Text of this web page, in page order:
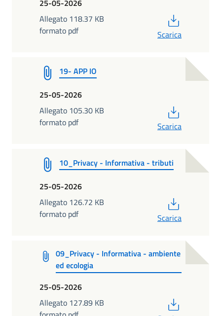
25-05-2026
Allegato 118.37 KB
formato pdf
Scarica
19- APP IO
25-05-2026
Allegato 105.30 KB
formato pdf
Scarica
10_Privacy - Informativa - tributi
25-05-2026
Allegato 126.72 KB
formato pdf
Scarica
09_Privacy - Informativa - ambiente
ed ecologia
25-05-2026
Allegato 127.89 KB